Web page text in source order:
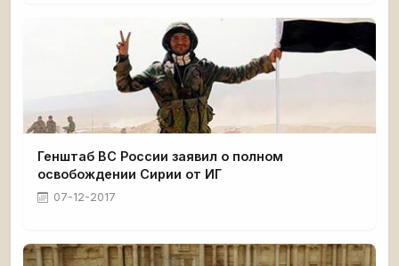
Генштаб ВС России заявил о полном
освобождении Сирии от ИГ
07-12-2017